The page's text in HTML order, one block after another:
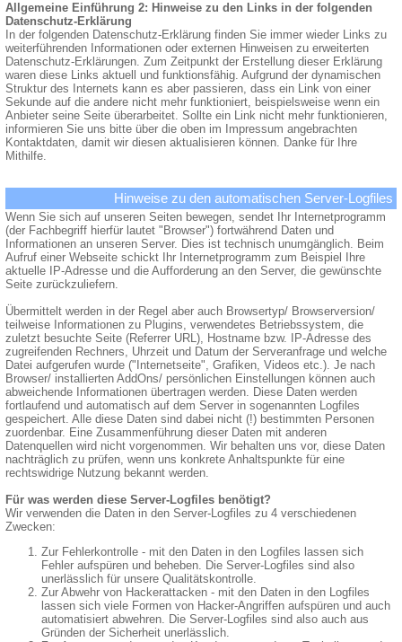
Allgemeine Einführung 2: Hinweise zu den Links in der folgenden
Datenschutz-Erklärung
In der folgenden Datenschutz-Erklärung finden Sie immer wieder Links zu
weiterführenden Informationen oder externen Hinweisen zu erweiterten
Datenschutz-Erklärungen. Zum Zeitpunkt der Erstellung dieser Erklärung
waren diese Links aktuell und funktionsfähig. Aufgrund der dynamischen
Struktur des Internets kann es aber passieren, dass ein Link von einer
Sekunde auf die andere nicht mehr funktioniert, beispielsweise wenn ein
Anbieter seine Seite überarbeitet. Sollte ein Link nicht mehr funktionieren,
informieren Sie uns bitte über die oben im Impressum angebrachten
Kontaktdaten, damit wir diesen aktualisieren können. Danke für Ihre
Mithilfe.
Hinweise zu den automatischen Server-Logfiles
Wenn Sie sich auf unseren Seiten bewegen, sendet Ihr Internetprogramm
(der Fachbegriff hierfür lautet "Browser") fortwährend Daten und
Informationen an unseren Server. Dies ist technisch unumgänglich. Beim
Aufruf einer Webseite schickt Ihr Internetprogramm zum Beispiel Ihre
aktuelle IP-Adresse und die Aufforderung an den Server, die gewünschte
Seite zurückzuliefern.
Übermittelt werden in der Regel aber auch Browsertyp/ Browserversion/
teilweise Informationen zu Plugins, verwendetes Betriebssystem, die
zuletzt besuchte Seite (Referrer URL), Hostname bzw. IP-Adresse des
zugreifenden Rechners, Uhrzeit und Datum der Serveranfrage und welche
Datei aufgerufen wurde ("Internetseite", Grafiken, Videos etc.). Je nach
Browser/ installierten AddOns/ persönlichen Einstellungen können auch
abweichende Informationen übertragen werden. Diese Daten werden
fortlaufend und automatisch auf dem Server in sogenannten Logfiles
gespeichert. Alle diese Daten sind dabei nicht (!) bestimmten Personen
zuordenbar. Eine Zusammenführung dieser Daten mit anderen
Datenquellen wird nicht vorgenommen. Wir behalten uns vor, diese Daten
nachträglich zu prüfen, wenn uns konkrete Anhaltspunkte für eine
rechtswidrige Nutzung bekannt werden.
Für was werden diese Server-Logfiles benötigt?
Wir verwenden die Daten in den Server-Logfiles zu 4 verschiedenen
Zwecken:
Zur Fehlerkontrolle - mit den Daten in den Logfiles lassen sich
Fehler aufspüren und beheben. Die Server-Logfiles sind also
unerlässlich für unsere Qualitätskontrolle.
Zur Abwehr von Hackerattacken - mit den Daten in den Logfiles
lassen sich viele Formen von Hacker-Angriffen aufspüren und auch
automatisiert abwehren. Die Server-Logfiles sind also auch aus
Gründen der Sicherheit unerlässlich.